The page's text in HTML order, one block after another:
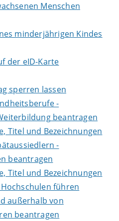
Menschen
minderjährigen Kindes
der eID-Karte
sperren lassen
-
beantragen
Titel und Bezeichnungen
-
beantragen
Titel und Bezeichnungen
führen
außerhalb von
beantragen